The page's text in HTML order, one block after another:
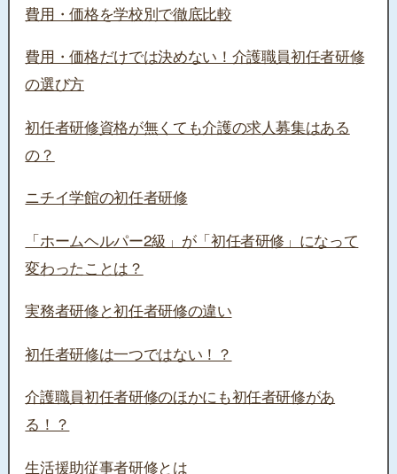
費用・価格を学校別で徹底比較
費用・価格だけでは決めない！介護職員初任者研修
の選び方
初任者研修資格が無くても介護の求人募集はある
の？
ニチイ学館の初任者研修
「ホームヘルパー2級」が「初任者研修」になって
変わったことは？
実務者研修と初任者研修の違い
初任者研修は一つではない！？
介護職員初任者研修のほかにも初任者研修があ
る！？
生活援助従事者研修とは